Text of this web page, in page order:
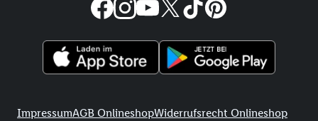
ImpressumAGB OnlineshopWiderrufsrecht Onlineshop